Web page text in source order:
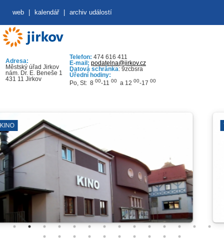
web kalendář archiv událostí
Adresa:
Městský úřad Jirkov
nám. Dr. E. Beneše 1
431 11 Jirkov
Telefon: 474 616 411
E-mail: podatelna@jirkov.cz
Datová schránka: 9zcbsra
Úřední hodiny:
Po, St: 8 00-11 00 a 12 00-17 00
VÝVOZ